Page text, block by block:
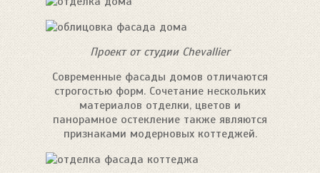
Проект от студии Chevallier
Современные фасады домов отличаются
строгостью форм. Сочетание нескольких
материалов отделки, цветов и
панорамное остекление также являются
признаками модерновых коттеджей.